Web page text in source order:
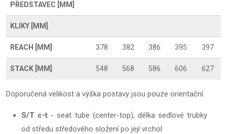
PŘEDSTAVEC [MM]
KLIKY [MM]
REACH [MM] 378 382 386 395 397
STACK [MM] 548 568 586 606 627
Doporučená velikost a výška postavy jsou pouze orientační.
S/T c-t - seat tube (center-top), délka sedlové trubky
od středu středového složení po její vrchol